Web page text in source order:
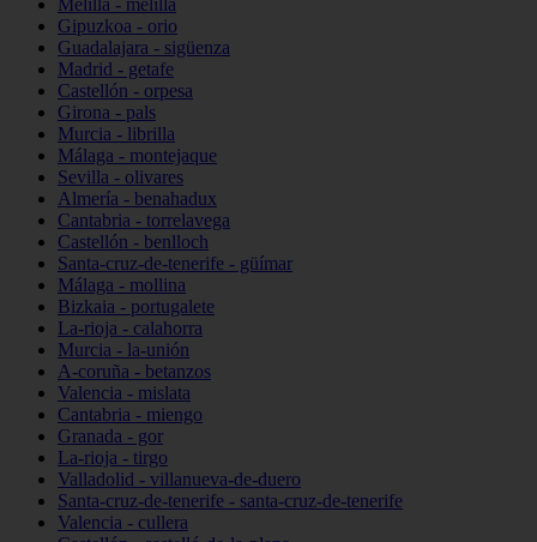
Melilla - melilla
Gipuzkoa - orio
Guadalajara - sigüenza
Madrid - getafe
Castellón - orpesa
Girona - pals
Murcia - librilla
Málaga - montejaque
Sevilla - olivares
Almería - benahadux
Cantabria - torrelavega
Castellón - benlloch
Santa-cruz-de-tenerife - güímar
Málaga - mollina
Bizkaia - portugalete
La-rioja - calahorra
Murcia - la-unión
A-coruña - betanzos
Valencia - mislata
Cantabria - miengo
Granada - gor
La-rioja - tirgo
Valladolid - villanueva-de-duero
Santa-cruz-de-tenerife - santa-cruz-de-tenerife
Valencia - cullera